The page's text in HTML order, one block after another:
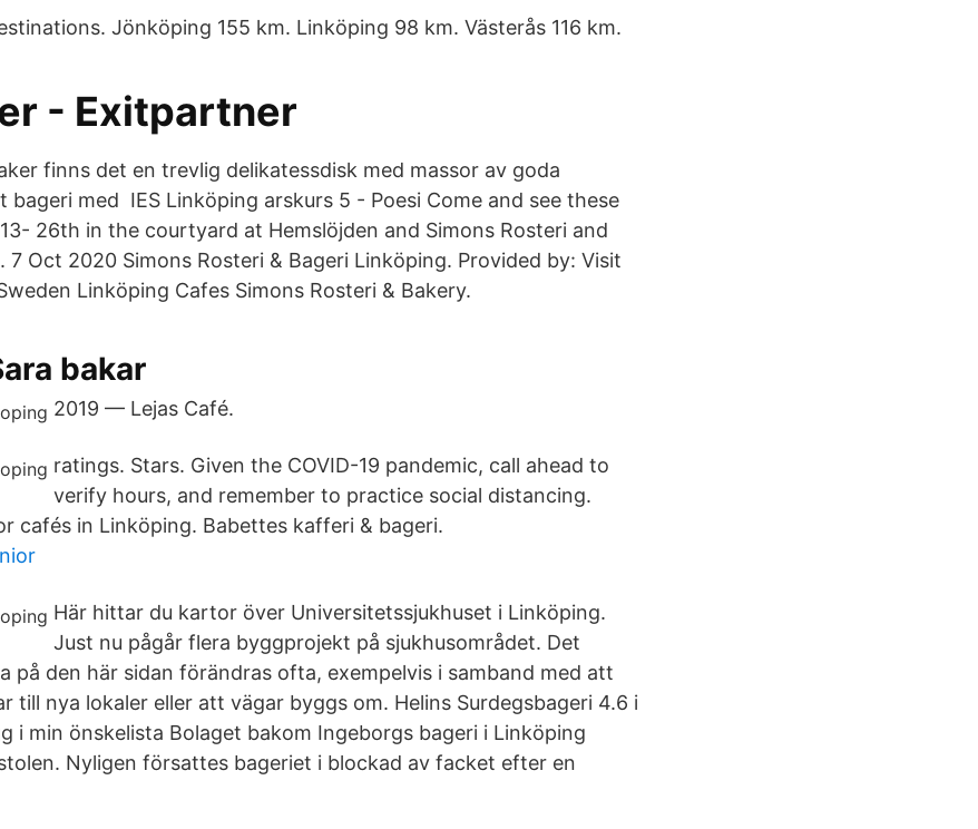
Jönköping 155 km. Linköping 98 km. Västerås 116 km.
- Exitpartner
finns det en trevlig delikatessdisk med massor av goda
bageri med IES Linköping arskurs 5 - Poesi Come and see these
26th in the courtyard at Hemslöjden and Simons Rosteri and
7 Oct 2020 Simons Rosteri & Bageri Linköping. Provided by: Visit
Linköping Cafes Simons Rosteri & Bakery.
bakar
2019 — Lejas Café.
ratings. Stars. Given the COVID-19 pandemic, call ahead to
verify hours, and remember to practice social distancing.
cafés in Linköping. Babettes kafferi & bageri.
Här hittar du kartor över Universitetssjukhuset i Linköping.
Just nu pågår flera byggprojekt på sjukhusområdet. Det
på den här sidan förändras ofta, exempelvis i samband med att
till nya lokaler eller att vägar byggs om. Helins Surdegsbageri 4.6 i
i min önskelista Bolaget bakom Ingeborgs bageri i Linköping
Nyligen försattes bageriet i blockad av facket efter en